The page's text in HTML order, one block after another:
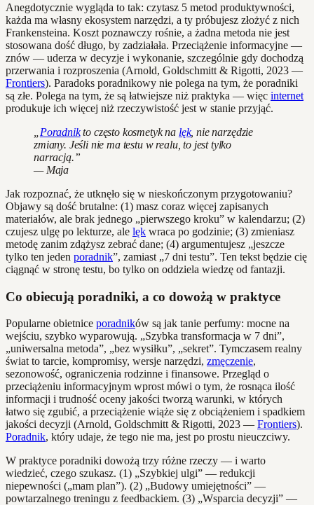
Anegdotycznie wygląda to tak: czytasz 5 metod produktywności,
każda ma własny ekosystem narzędzi, a ty próbujesz złożyć z nich
Frankensteina. Koszt poznawczy rośnie, a żadna metoda nie jest
stosowana dość długo, by zadziałała. Przeciążenie informacyjne —
znów — uderza w decyzje i wykonanie, szczególnie gdy dochodzą
przerwania i rozproszenia (Arnold, Goldschmitt & Rigotti, 2023 —
Frontiers). Paradoks poradnikowy nie polega na tym, że poradniki
są złe. Polega na tym, że są łatwiejsze niż praktyka — więc internet
produkuje ich więcej niż rzeczywistość jest w stanie przyjąć.
Poradnikto często kosmetyk na lęk, nie narzędzie
zmiany. Jeśli nie ma testu w realu, to jest tylko
narracją.”
— Maja
Jak rozpoznać, że utknęło się w nieskończonym przygotowaniu?
Objawy są dość brutalne: (1) masz coraz więcej zapisanych
materiałów, ale brak jednego „pierwszego kroku” w kalendarzu; (2)
czujesz ulgę po lekturze, ale lęk wraca po godzinie; (3) zmieniasz
metodę zanim zdążysz zebrać dane; (4) argumentujesz „jeszcze
tylko ten jeden poradnik”, zamiast „7 dni testu”. Ten tekst będzie cię
ciągnąć w stronę testu, bo tylko on oddziela wiedzę od fantazji.
Co obiecują poradniki, a co dowożą w praktyce
Popularne obietnice poradników są jak tanie perfumy: mocne na
wejściu, szybko wyparowują. „Szybka transformacja w 7 dni”,
„uniwersalna metoda”, „bez wysiłku”, „sekret”. Tymczasem realny
świat to tarcie, kompromisy, wersje narzędzi, zmęczenie,
sezonowość, ograniczenia rodzinne i finansowe. Przegląd o
przeciążeniu informacyjnym wprost mówi o tym, że rosnąca ilość
informacji i trudność oceny jakości tworzą warunki, w których
łatwo się zgubić, a przeciążenie wiąże się z obciążeniem i spadkiem
jakości decyzji (Arnold, Goldschmitt & Rigotti, 2023 — Frontiers).
Poradnik, który udaje, że tego nie ma, jest po prostu nieuczciwy.
W praktyce poradniki dowożą trzy różne rzeczy — i warto
wiedzieć, czego szukasz. (1) „Szybkiej ulgi” — redukcji
niepewności („mam plan”). (2) „Budowy umiejętności” —
powtarzalnego treningu z feedbackiem. (3) „Wsparcia decyzji” —